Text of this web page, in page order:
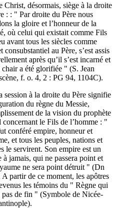
Christ, désormais, siège à la droite
: : " Par droite du Père nous
la gloire et l’honneur de la
où celui qui existait comme Fils
avant tous les siècles comme
consubstantiel au Père, s’est assis
après qu’il s’est incarné et
chair a été glorifiée " (S. Jean
f. o. 4, 2 : PG 94, 1104C).
session à la droite du Père signifie
du règne du Messie,
de la vision du prophète
concernant le Fils de l’homme : "
conféré empire, honneur et
et tous les peuples, nations et
le servirent. Son empire est un
à jamais, qui ne passera point et
ne sera point détruit " (Dn
A partir de ce moment, les apôtres
les témoins du " Règne qui
pas de fin " (Symbole de Nicée-